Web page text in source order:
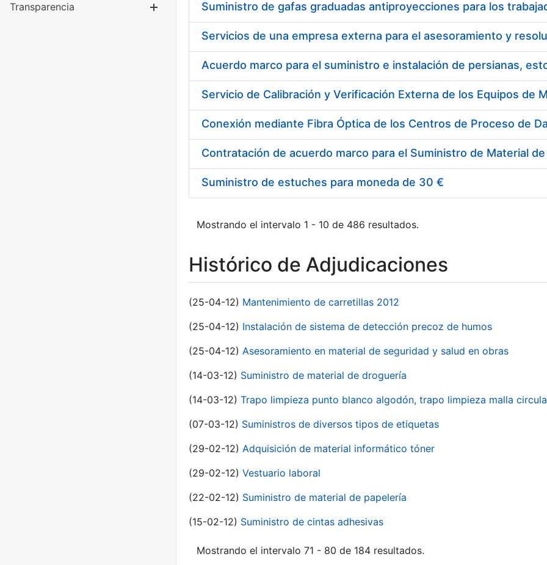
Transparencia Mostrar/Ocultar
Acuerdo marco para el suministro e instalación de persianas,
Suministro de estuches para moneda de 30 €
Mostrando el intervalo 1 - 10 de 486 resultados.
Histórico de Adjudicaciones
(25-04-12) Mantenimiento de carretillas 2012
(25-04-12) Instalación de sistema de detección precoz de humos
(25-04-12) Asesoramiento en material de seguridad y salud en obras
(14-03-12) Suministro de material de droguería
(14-03-12) Trapo limpieza punto blanco algodón, trapo limpieza malla
(07-03-12) Suministros de diversos tipos de etiquetas
(29-02-12) Adquisición de material informático tóner
(29-02-12) Vestuario laboral
(22-02-12) Suministro de material de papelería
(15-02-12) Suministro de cintas adhesivas
Mostrando el intervalo 71 - 80 de 184 resultados.